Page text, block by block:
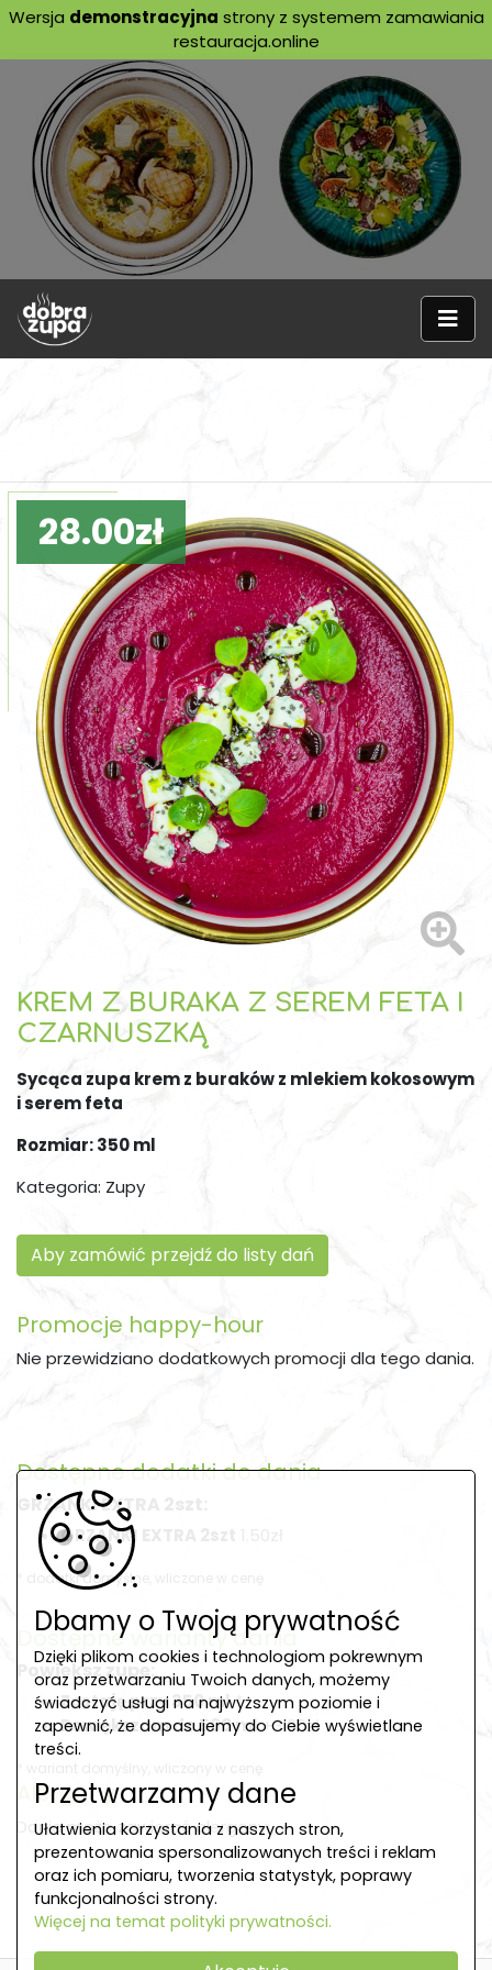
Wersja demonstracyjna strony z systemem zamawiania
restauracja.online
28.00zł
KREM Z BURAKA Z SEREM FETA I
CZARNUSZKĄ
Sycąca zupa krem z buraków z mlekiem kokosowym
i serem feta
Rozmiar: 350 ml
Kategoria: Zupy
Aby zamówić przejdź do listy dań
Promocje happy-hour
Nie przewidziano dodatkowych promocji dla tego dania.
Dostępne dodatki do dania
GRZANKI EXTRA 2szt:
GRZANKI EXTRA 2szt
* dodatki domyślne, wliczone w cenę
Dostępne warianty dania
Powiększ zupę:
Zostaję przy 350 ml*
Powiększam do 500 ml+3.00zł
Alergeny
Danie może zawierać alergeny: --
Dbamy o Twoją prywatność
Dzięki plikom cookies i technologiom pokrewnym
oraz przetwarzaniu Twoich danych, możemy
świadczyć usługi na najwyższym poziomie i
zapewnić, że dopasujemy do Ciebie wyświetlane
treści.
Przetwarzamy dane
Ułatwienia korzystania z naszych stron,
prezentowania spersonalizowanych treści i reklam
oraz ich pomiaru, tworzenia statystyk, poprawy
funkcjonalności strony.
Więcej na temat polityki prywatności.